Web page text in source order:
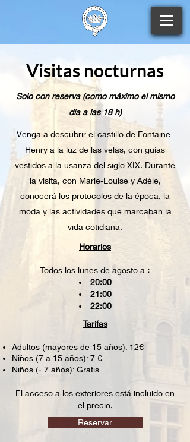
Visitas nocturnas
Solo con reserva (como máximo el mismo
día a las 18 h)
Venga a descubrir el castillo de Fontaine-
Henry a la luz de las velas, con guías
vestidos a la usanza del siglo XIX. Durante
la visita, con Marie-Louise y Adèle,
conocerá los protocolos de la época, la
moda y las actividades que marcaban la
vida cotidiana.
Horarios
Todos los lunes de agosto a :
20:00
21:00
22:00
Tarifas
Adultos (mayores de 15 años): 12€
Niños (7 a 15 años): 7 €
Niños (- 7 años): Gratis
El acceso a los exteriores está incluido en
el precio.
Reservar